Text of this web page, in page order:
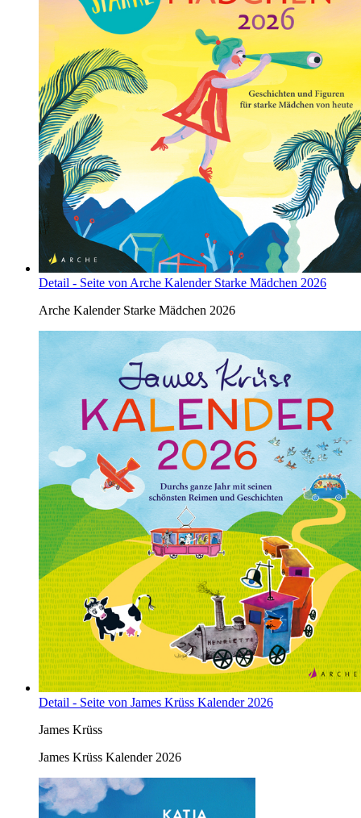
Detail - Seite von Arche Kalender Starke Mädchen 2026
Arche Kalender Starke Mädchen 2026
Detail - Seite von James Krüss Kalender 2026
James Krüss
James Krüss Kalender 2026